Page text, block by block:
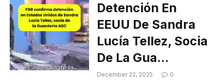
Detención En
EEUU De Sandra
Lucía Tellez, Socia
De La Gua…
December 22, 2025 0